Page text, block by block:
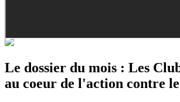
Le dossier du mois : Les
au coeur de l'action contre